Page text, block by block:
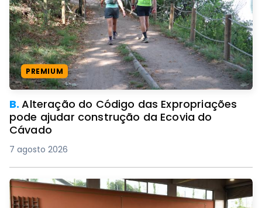
PREMIUM
B.Alteração do Código das Expropriações
pode ajudar construção da Ecovia do
Cávado
7 agosto 2026